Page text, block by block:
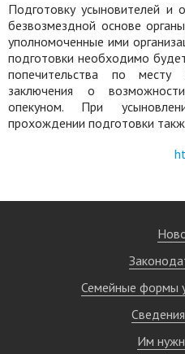
Подготовку усыновителей и
безвозмездной основе
уполномоченные ими
подготовки необходимо
попечительства по месту
заключения о
опекуном. При
прохождении подготовки
Семейные формы
Им